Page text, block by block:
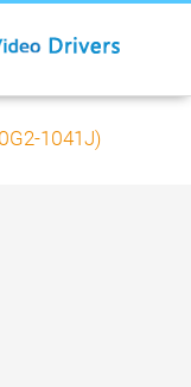
1041J)